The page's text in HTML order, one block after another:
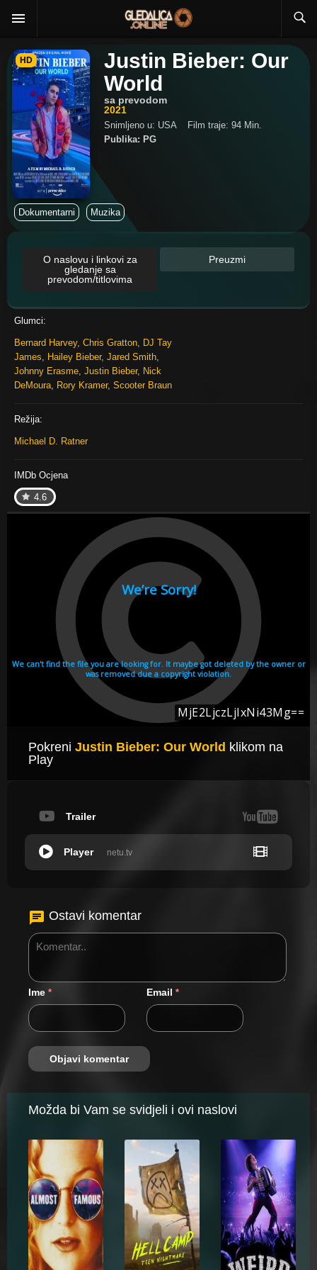
HD
Justin Bieber: Our
World
sa prevodom
2021
Snimljeno u: USA
Film traje: 94 Min.
Publika: PG
Dokumentarni Muzika
O naslovu i linkovi za
gledanje sa
prevodom/titlovima
Preuzmi
Glumci:
Bernard Harvey, Chris Gratton, DJ Tay
James, Hailey Bieber, Jared Smith,
Johnny Erasme, Justin Bieber, Nick
DeMoura, Rory Kramer, Scooter Braun
Režija:
Michael D. Ratner
IMDb Ocjena
4.6
Pokreni Justin Bieber: Our World klikom na
Play
Trailer
netu.tv
Player
Ostavi komentar
Ime * Email *
Možda bi Vam se svidjeli i ovi naslovi